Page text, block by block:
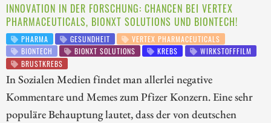
INNOVATION IN DER FORSCHUNG: CHANCEN BEI VERTEX
PHARMACEUTICALS, BIONXT SOLUTIONS UND BIONTECH!
PHARMA GESUNDHEIT
VERTEX PHARMACEUTICALS
BIONTECH
BIONXT SOLUTIONS KREBS
WIRKSTOFFFILM
BRUSTKREBS
In Sozialen Medien findet man allerlei negative
Kommentare und Memes zum Pfizer Konzern. Eine sehr
populäre Behauptung lautet, dass der von deutschen